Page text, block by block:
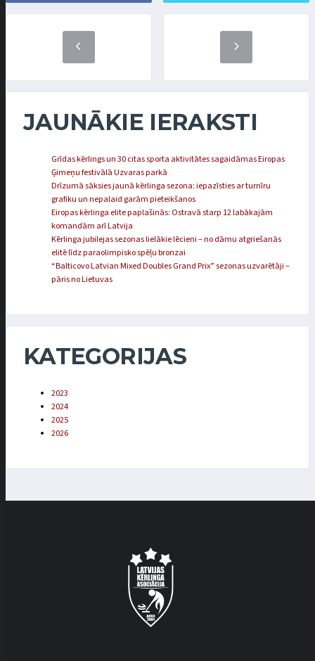
JAUNĀKIE IERAKSTI
Grīdas kērlings un 30 citas sporta aktivitātes sagaidāmas Eiropas
Ģimeņu festivālā Uzvaras parkā
Drīzumā sāksies jaunā kērlinga sezona: iepazīsties ar turnīru
grafiku un nepalaid garām pieteikšanos
Eiropas kērlinga elite paplašinās: Ostravā starp 12 labākajām
komandām arī Latvija
Kērlinga jubilejas sezonas lielākie lēcieni – no dāmu atgriešanās
elitē līdz paraolimpisko spēļu bronzai
“Balticovo Latvian Mixed Doubles Grand Prix” sezonas uzvarētāji –
pāris no Lietuvas
KATEGORIJAS
2023
2024
2025
2026